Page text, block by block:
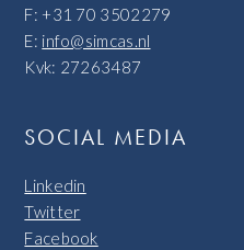
F: +31 70 3502279
E: info@simcas.nl
Kvk: 27263487
SOCIAL MEDIA
Linkedin
Twitter
Facebook